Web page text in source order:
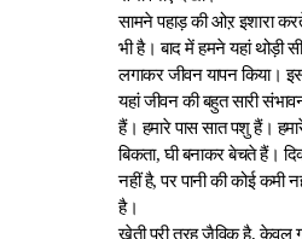
सामने पहाड़ की ओऱ इशारा
भी है। बाद में हमने यहां थोड़ी
लगाकर जीवन यापन किया।
यहां जीवन की बहुत सारी
हैं। हमारे पास सात पशु हैं।
बिकता, घी बनाकर बेचते हैं।
नहीं है, पर पानी की कोई
है।
खेती पूरी तरह जैविक है, केवल